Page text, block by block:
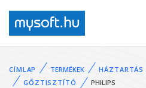
CÍMLAP TERMÉKEK HÁZTARTÁS
GŐZTISZTÍTÓ
PHILIPS